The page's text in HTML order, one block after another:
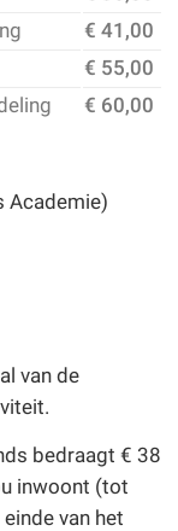
€ 41,00
€ 55,00
€ 60,00
Academie)
van de
bedraagt € 38
inwoont (tot
van het